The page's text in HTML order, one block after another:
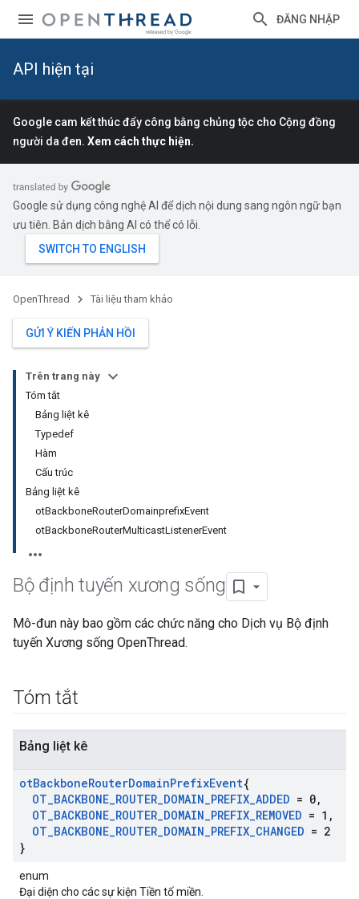
ĐĂNG NHẬP
API hiện tại
Google cam kết thúc đẩy công bằng chủng tộc cho Cộng đồng
người da đen. Xem cách thực hiện.
Google sử dụng công nghệ AI để dịch nội dung sang ngôn ngữ bạn
ưu tiên. Bản dịch bằng AI có thể có lỗi.
OpenThread Tài liệu tham khảo
GỬI Ý KIẾN PHẢN HỒI
Trên trang này
Tóm tắt
Bảng liệt kê
Typedef
Hàm
Cấu trúc
Bảng liệt kê
otBackboneRouterDomainprefixEvent
otBackboneRouterMulticastListenerEvent
Bộ định tuyến xương sống
Mô-đun này bao gồm các chức năng cho Dịch vụ Bộ định
tuyến Xương sống OpenThread.
Tóm tắt
Bảng liệt kê
otBackboneRouterDomainPrefixEvent{
OT_BACKBONE_ROUTER_DOMAIN_PREFIX_ADDED = 0,
OT_BACKBONE_ROUTER_DOMAIN_PREFIX_REMOVED = 1 ,
OT_BACKBONE_ROUTER_DOMAIN_PREFIX_CHANGED = 2
}
enum
Đại diện cho các sự kiện Tiền tố miền.